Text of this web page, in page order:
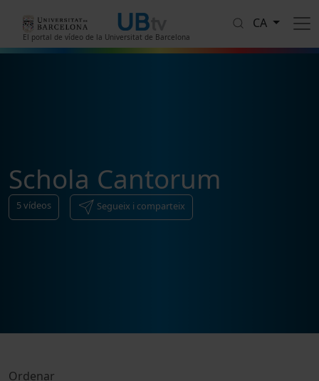
El portal de vídeo de la Universitat de Barcelona
CA
Schola Cantorum
5vídeos Segueix i comparteix
Ordenar